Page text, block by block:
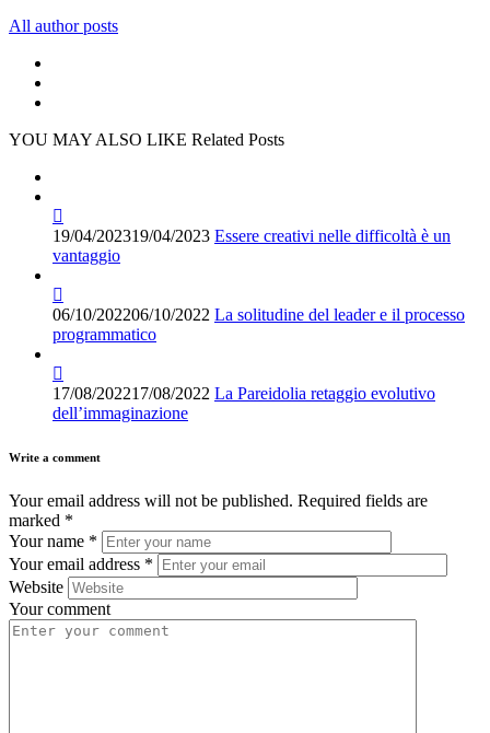
All author posts
YOU MAY ALSO LIKE Related Posts
19/04/202319/04/2023 Essere creativi nelle difficoltà è un
vantaggio
06/10/202206/10/2022 La solitudine del leader e il processo
programmatico
17/08/202217/08/2022 La Pareidolia retaggio evolutivo
dell’immaginazione
Write a comment
Your email address will not be published. Required fields are
marked *
Your name *
Your email address *
Website
Your comment